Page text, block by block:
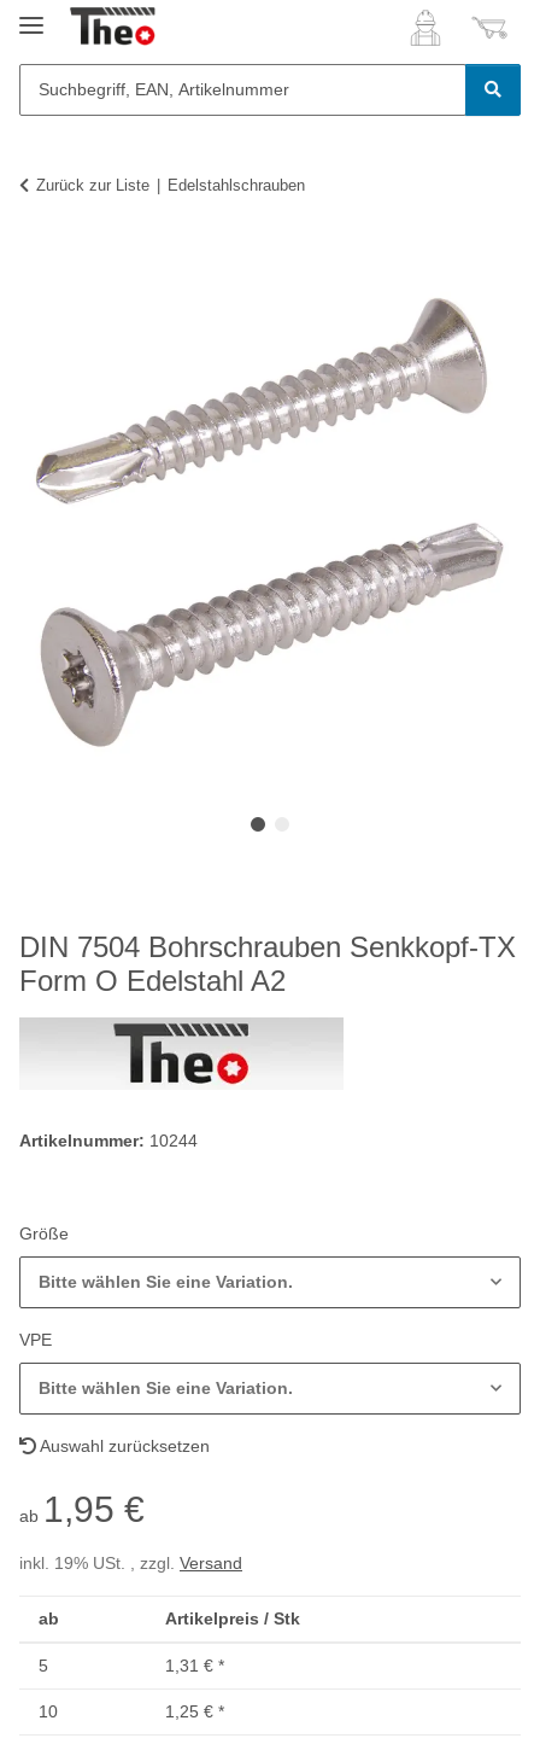
Zurück zur Liste Edelstahlschrauben
DIN 7504 Bohrschrauben Senkkopf-TX
Form O Edelstahl A2
Artikelnummer: 10244
Größe
Bitte wählen Sie eine Variation.
VPE
Bitte wählen Sie eine Variation.
Auswahl zurücksetzen
ab 1,95 €
inkl. 19% USt. , zzgl. Versand
ab Artikelpreis / Stk
5 1,31 € *
10 1,25 € *